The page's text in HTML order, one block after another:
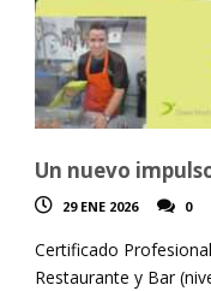
Un nuevo
29 ENE 2026 0
Certificado
Restaurante y Bar